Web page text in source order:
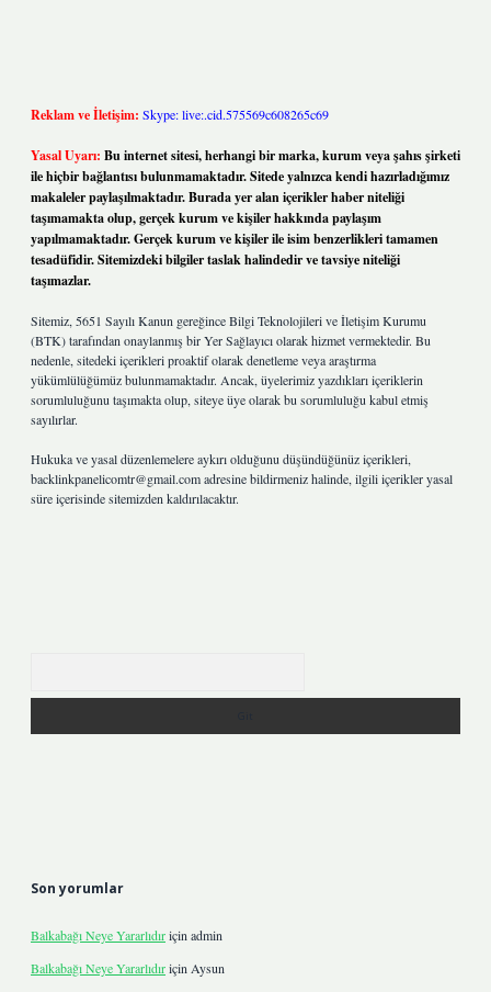
Reklam ve İletişim: Skype: live:.cid.575569c608265c69
Yasal Uyarı: Bu internet sitesi, herhangi bir marka, kurum veya şahıs şirketi
ile hiçbir bağlantısı bulunmamaktadır. Sitede yalnızca kendi hazırladığımız
makaleler paylaşılmaktadır. Burada yer alan içerikler haber niteliği
taşımamakta olup, gerçek kurum ve kişiler hakkında paylaşım
yapılmamaktadır. Gerçek kurum ve kişiler ile isim benzerlikleri tamamen
tesadüfidir. Sitemizdeki bilgiler taslak halindedir ve tavsiye niteliği
taşımazlar.
Sitemiz, 5651 Sayılı Kanun gereğince Bilgi Teknolojileri ve İletişim Kurumu
(BTK) tarafından onaylanmış bir Yer Sağlayıcı olarak hizmet vermektedir. Bu
nedenle, sitedeki içerikleri proaktif olarak denetleme veya araştırma
yükümlülüğümüz bulunmamaktadır. Ancak, üyelerimiz yazdıkları içeriklerin
sorumluluğunu taşımakta olup, siteye üye olarak bu sorumluluğu kabul etmiş
sayılırlar.
Hukuka ve yasal düzenlemelere aykırı olduğunu düşündüğünüz içerikleri,
backlinkpanelicomtr@gmail.comadresine bildirmeniz halinde, ilgili içerikler yasal
süre içerisinde sitemizden kaldırılacaktır.
Son yorumlar
Balkabağı Neye Yararlıdıriçin admin
Balkabağı Neye Yararlıdıriçin Aysun